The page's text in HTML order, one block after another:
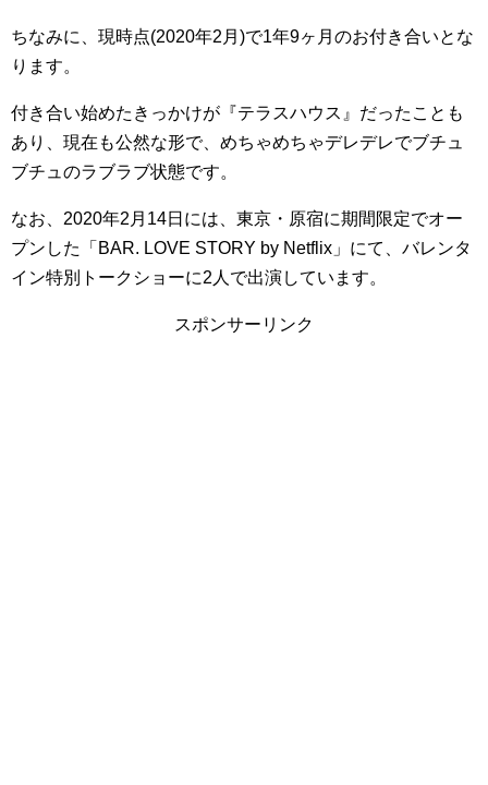
ちなみに、現時点(2020年2月)で1年9ヶ月のお付き合いとな
ります。
付き合い始めたきっかけが『テラスハウス』だったことも
あり、現在も公然な形で、めちゃめちゃデレデレでブチュ
ブチュのラブラブ状態です。
なお、2020年2月14日には、東京・原宿に期間限定でオー
プンした「BAR. LOVE STORY by Netflix」にて、バレンタ
イン特別トークショーに2人で出演しています。
スポンサーリンク